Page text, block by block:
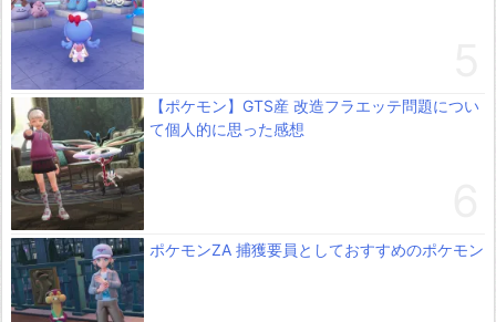
【ポケモン】GTS産 改造フラエッテ問題につい
て個人的に思った感想
ポケモンZA 捕獲要員としておすすめのポケモン